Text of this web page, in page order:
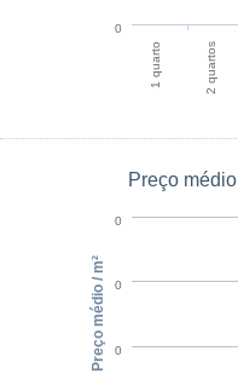
1 quarto 2 quartos
0
Preço
0
0
0
Preço médio / m²